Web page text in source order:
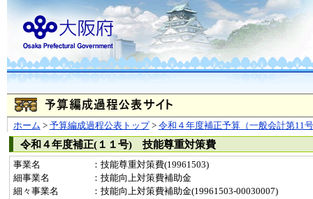
ホーム > 予算編成過程公表トップ> 令和４年度補正予算（一般会計第11
令和４年度補正(１１号) 技能尊重対策費
事業名
：技能尊重対策費(19961503)
細事業名
：技能向上対策費補助金
細々事業名
：技能向上対策費補助金(19961503-00030007)